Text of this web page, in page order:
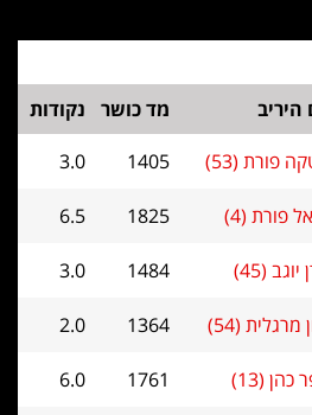
מד כושר
נקודות
פורת (53) 1405
3.0
פורת (4) 1825
6.5
(45)
1484
3.0
מרגלית (54) 1364
2.0
כהן (13) 1761
6.0